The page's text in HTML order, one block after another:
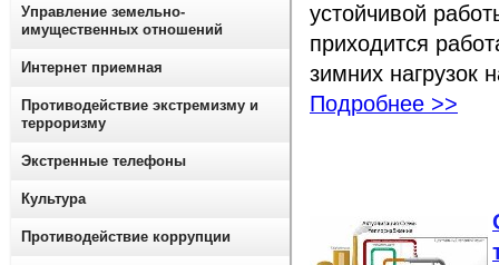
устойчивой
приходится
зимних нагрузок
Подробнее >>
Управление земельно-
имущественных отношений
Интернет приемная
Противодействие экстремизму и
терроризму
Экстренные телефоны
Культура
Противодействие коррупции